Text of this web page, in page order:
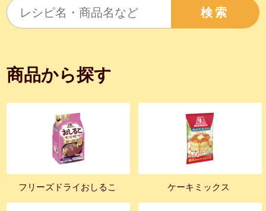
検索
商品から探す
フリーズドライおしるこ ケーキミックス